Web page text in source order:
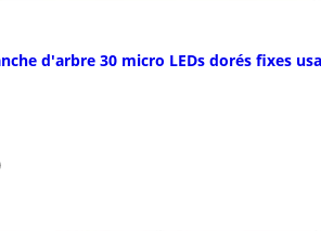
d'arbre 30 micro LEDs dorés fixes